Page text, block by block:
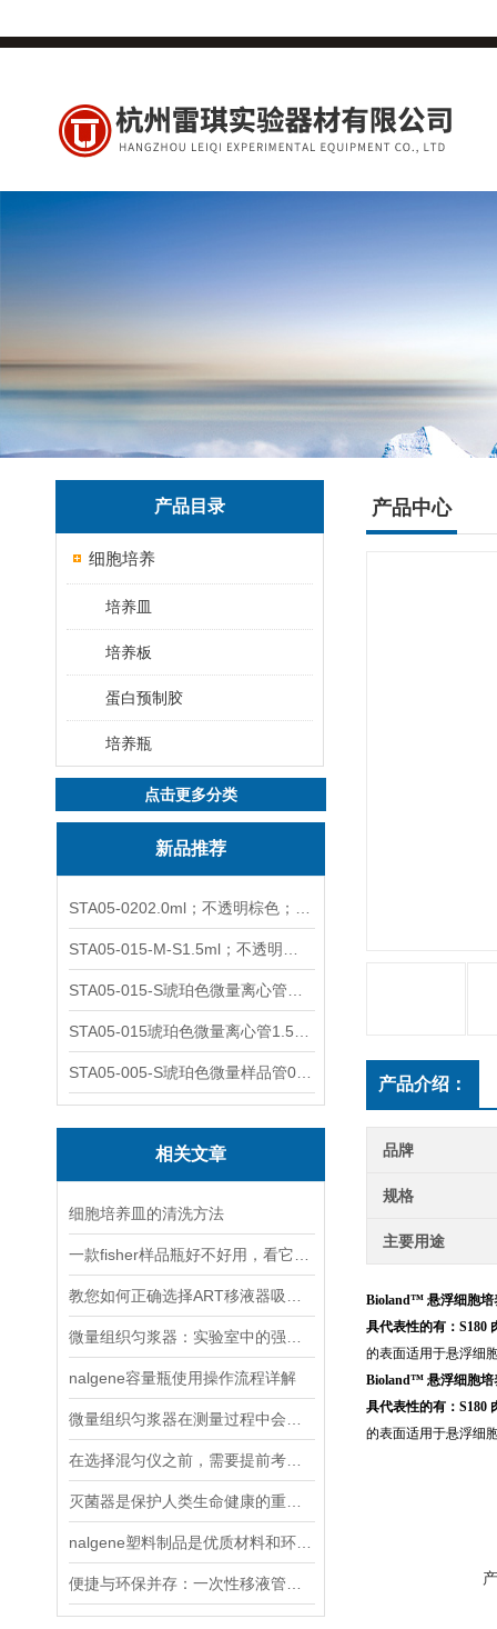
产品目录
细胞培养
培养皿
培养板
蛋白预制胶
培养瓶
点击更多分类
新品推荐
相关文章
细胞培养皿的清洗方法
nalgene容量瓶使用操作流程详解
产品中心
产品介绍：
品牌
规格
主要用途
Bioland™ 悬浮细胞
具代表性的有：S180
的表面适用于悬浮细
Bioland™ 悬浮细胞
具代表性的有：S180
的表面适用于悬浮细